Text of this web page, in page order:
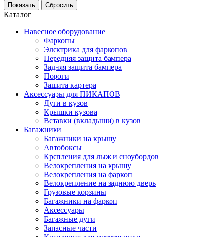
Каталог
Навесное оборудование
Фаркопы
Электрика для фаркопов
Передняя защита бампера
Задняя защита бампера
Пороги
Защита картера
Аксессуары для ПИКАПОВ
Дуги в кузов
Крышки кузова
Вставки (вкладыши) в кузов
Багажники
Багажники на крышу
Автобоксы
Крепления для лыж и сноубордов
Велокрепления на крышу
Велокрепления на фаркоп
Велокрепление на заднюю дверь
Грузовые корзины
Багажники на фаркоп
Аксессуары
Багажные дуги
Запасные части